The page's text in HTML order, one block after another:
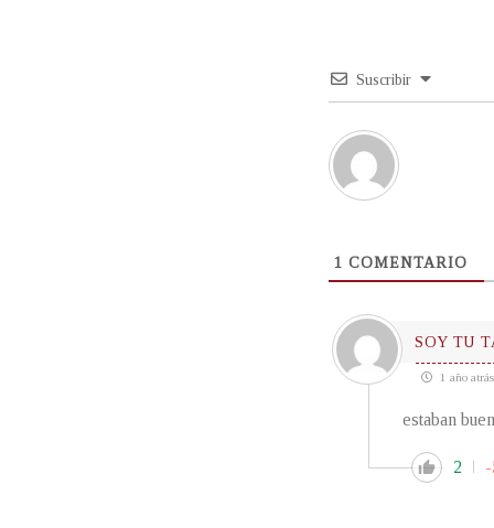
Suscribir
1 COMENTARIO
SOY TU
1 año atrás
estaban
2